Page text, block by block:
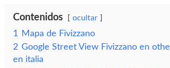
Contenidos ocultar
1
Mapa de Fivizzano
2 Google Street View Fivizzano en
en italia